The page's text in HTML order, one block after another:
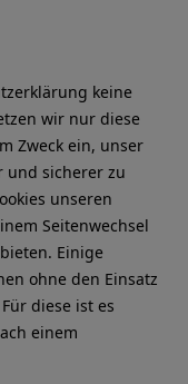
keine
wir nur diese
Zweck ein, unser
und sicherer zu
unseren
Seitenwechsel
Einige
ohne den Einsatz
diese ist es
einem